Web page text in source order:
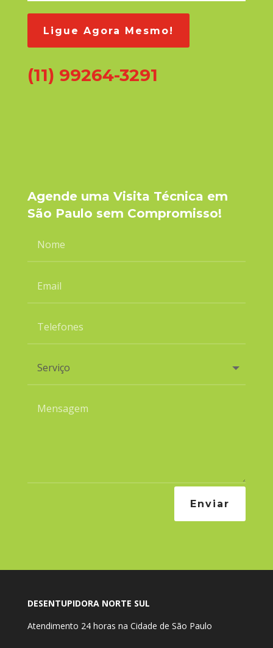
Ligue Agora Mesmo!
(11) 99264-3291
Agende uma Visita Técnica em
São Paulo sem Compromisso!
Enviar
DESENTUPIDORA NORTE SUL
Atendimento 24 horas na Cidade de São Paulo